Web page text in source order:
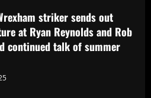
must ditch Aston Villa star who
more than Barkley
2025
striker sends out
at Ryan Reynolds and Rob
continued talk of summer